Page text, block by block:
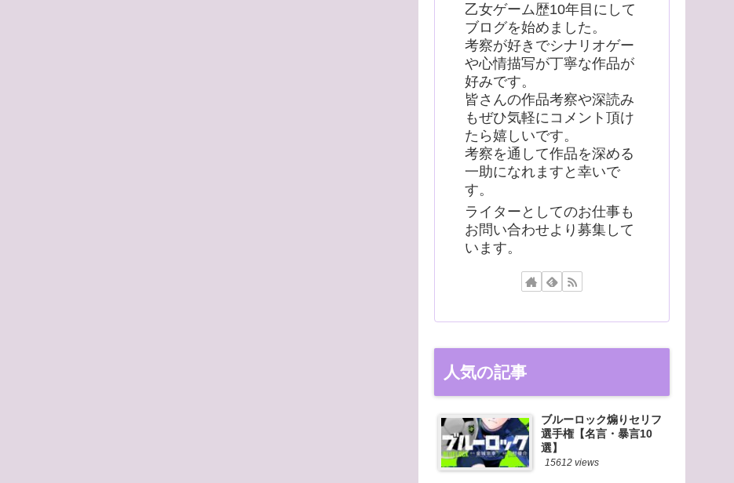
乙女ゲーム歴10年目にして
ブログを始めました。
考察が好きでシナリオゲー
や心情描写が丁寧な作品が
好みです。
皆さんの作品考察や深読み
もぜひ気軽にコメント頂け
たら嬉しいです。
考察を通して作品を深める
一助になれますと幸いで
す。
ライターとしてのお仕事も
お問い合わせより募集して
います。
人気の記事
ブルーロック煽りセリフ
選手権【名言・暴言10
選】
15612 views